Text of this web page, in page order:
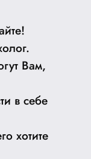
Вам,
в сeбе
xотите